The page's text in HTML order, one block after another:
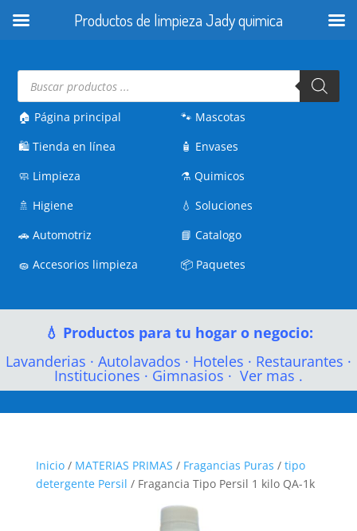
Búsqueda
productos
🏠 Página principal
🛍️Tienda en línea
🧼 Limpieza
🚿 Higiene
🚗Automotriz
🧽Accesorios limpieza
🐾 Mascotas
🧴 Envases
⚗️Quimicos
💧Soluciones
📘Catalogo
📦 Paquetes
💧 Productos para tu hogar o negocio:
Lavanderias · Autolavados · Hoteles · Restaurantes ·
Instituciones · Gimnasios · Ver mas .
Inicio/ MATERIAS PRIMAS / Fragancias Puras / tipo
detergente Persil / Fragancia Tipo Persil 1 kilo QA-1k
Productos de limpieza Jady quimica